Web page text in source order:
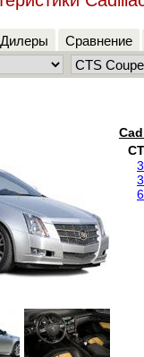
Дилеры Сравнение